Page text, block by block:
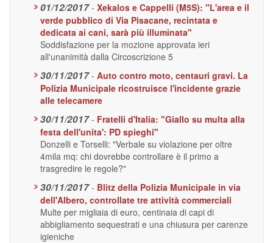
01/12/2017 - Xekalos e Cappelli (M5S): "L'area e il
verde pubblico di Via Pisacane, recintata e
dedicata ai cani, sarà più illuminata"
Soddisfazione per la mozione approvata ieri
all'unanimità dalla Circoscrizione 5
30/11/2017 - Auto contro moto, centauri gravi. La
Polizia Municipale ricostruisce l'incidente grazie
alle telecamere
30/11/2017 - Fratelli d'Italia: "Giallo su multa alla
festa dell'unita': PD spieghi"
Donzelli e Torselli: "Verbale su violazione per oltre
4mila mq: chi dovrebbe controllare è il primo a
trasgredire le regole?"
30/11/2017 - Blitz della Polizia Municipale in via
dell'Albero, controllate tre attività commerciali
Multe per migliaia di euro, centinaia di capi di
abbigliamento sequestrati e una chiusura per carenze
igieniche